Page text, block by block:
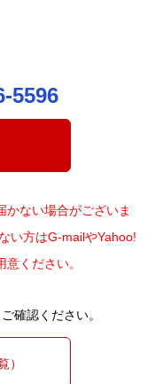
5596
ない場合がございま
い方はG-mailやYahoo!
ください。
確認ください。
）